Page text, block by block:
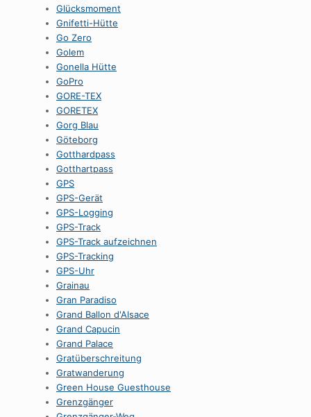
Glücksmoment
Gnifetti-Hütte
Go Zero
Golem
Gonella Hütte
GoPro
GORE-TEX
GORETEX
Gorg Blau
Göteborg
Gotthardpass
Gotthartpass
GPS
GPS-Gerät
GPS-Logging
GPS-Track
GPS-Track aufzeichnen
GPS-Tracking
GPS-Uhr
Grainau
Gran Paradiso
Grand Ballon d'Alsace
Grand Capucin
Grand Palace
Gratüberschreitung
Gratwanderung
Green House Guesthouse
Grenzgänger